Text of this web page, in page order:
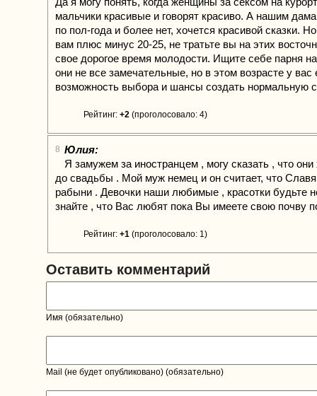
мальчики красивые и говорят красиво. А нашим
по пол-года и более нет, хочется красивой сказки.
вам плюс минус 20-25, не тратьте вы на этих
свое дорогое время молодости. Ищите себе парня
они не все замечательные, но в этом возрасте у вас
возможность выбора и шансы создать нормальную
Рейтинг: +2 (проголосовало: 4)
8 Юлия:
Я замужем за иностранцем , могу сказать , что
до свадьбы . Мой муж немец и он считает, что
рабыни . Девочки наши любимые , красотки будьте
знайте , что Вас любят пока Вы имеете свою почву
Рейтинг: +1 (проголосовало: 1)
Оставить комментарий
Имя (обязательно)
Mail (не будет опубликовано) (обязательно)